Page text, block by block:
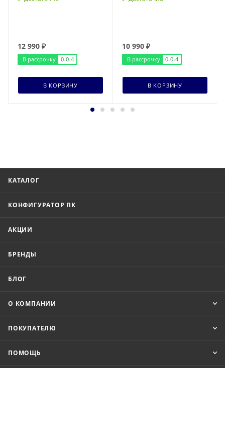
12 990 ₽
В рассрочку 0-0-4
В КОРЗИНУ
10 990 ₽
В рассрочку 0-0-4
В КОРЗИНУ
КАТАЛОГ
КОНФИГУРАТОР ПК
АКЦИИ
БРЕНДЫ
БЛОГ
О КОМПАНИИ
ПОКУПАТЕЛЮ
ПОМОЩЬ